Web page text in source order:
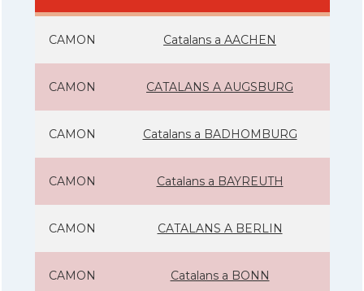
CAMON Catalans a AACHEN
CAMON CATALANS A AUGSBURG
CAMON Catalans a BADHOMBURG
CAMON Catalans a BAYREUTH
CAMON CATALANS A BERLIN
CAMON Catalans a BONN